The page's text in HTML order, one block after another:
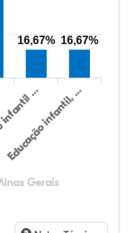
Gerais
…
Educação infantil, …
16,67% 16,67%